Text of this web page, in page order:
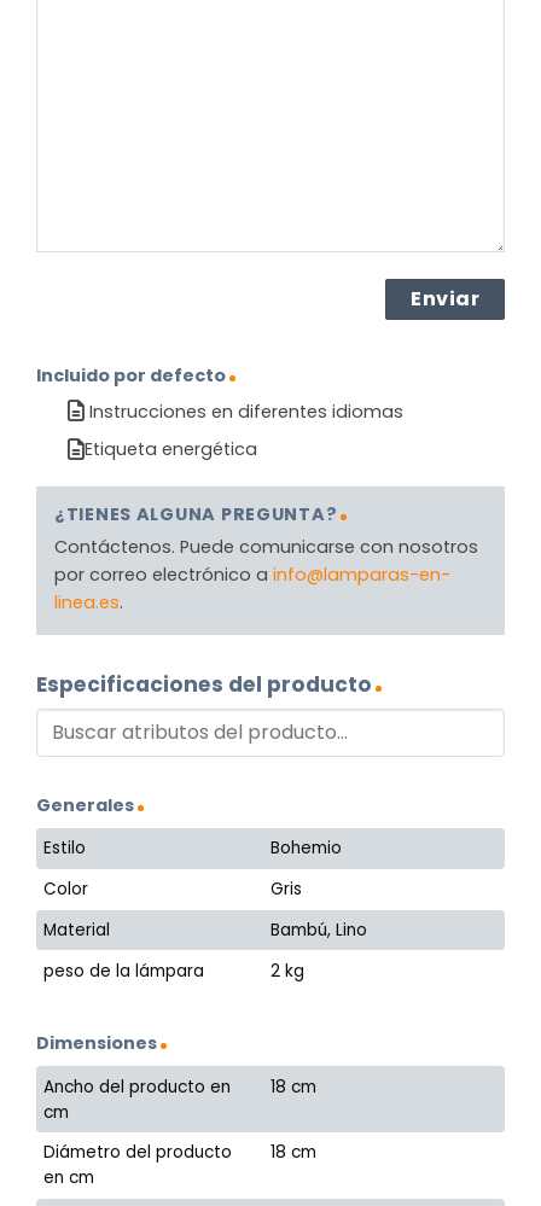
Incluido por defecto
Instrucciones en diferentes idiomas
Etiqueta energética
¿TIENES ALGUNA PREGUNTA?
Contáctenos. Puede comunicarse con nosotros
por correo electrónico a info@lamparas-en-
linea.es.
Especificaciones del producto
Generales
Estilo
Bohemio
Color
Gris
Material
Bambú, Lino
peso de la lámpara
2 kg
Dimensiones
Ancho del producto en
cm
18 cm
Diámetro del producto
en cm
18 cm